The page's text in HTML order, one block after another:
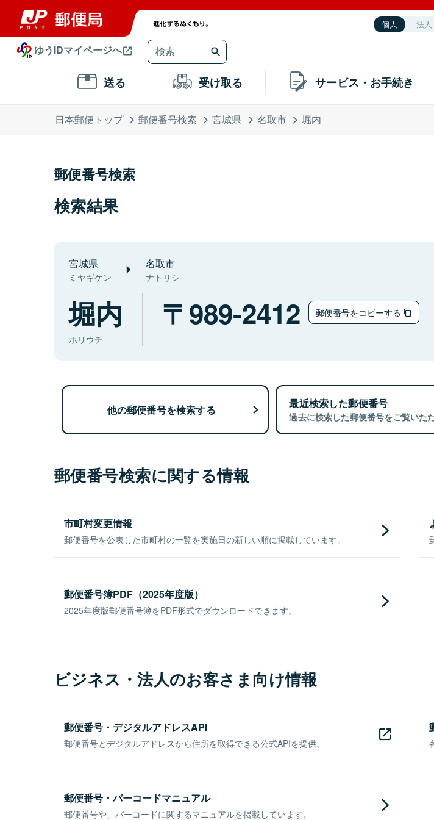
個人 法人
ゆうIDマイページへ
送る 受け取る サービス・お手続き
日本郵便トップ 郵便番号検索 宮城県 名取市 堀内
郵便番号検索
検索結果
宮城県
ミヤギケン
名取市
ナトリシ
堀内
ホリウチ
989-2412 郵便番号をコピーする
他の郵便番号を検索する 最近検索した郵便番号
過去に検索した郵便番号をご覧いた
郵便番号検索に関する情報
市町村変更情報
郵便番号を公表した市町村の一覧を実施日の新しい順に掲載しています。
郵便番号簿PDF（2025年度版）
2025年度版郵便番号簿をPDF形式でダウンロードできます。
ビジネス・法人のお客さま向け情報
郵便番号・デジタルアドレスAPI
郵便番号とデジタルアドレスから住所を取得できる公式APIを提供。
郵便番号・バーコードマニュアル
郵便番号や、バーコードに関するマニュアルを掲載しています。